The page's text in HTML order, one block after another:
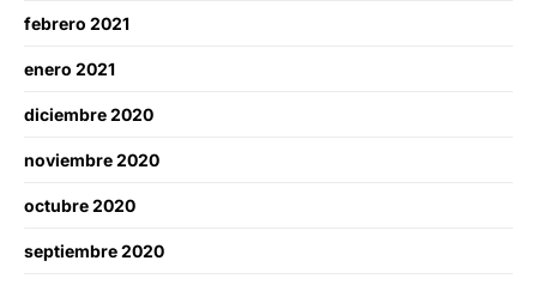
febrero 2021
enero 2021
diciembre 2020
noviembre 2020
octubre 2020
septiembre 2020